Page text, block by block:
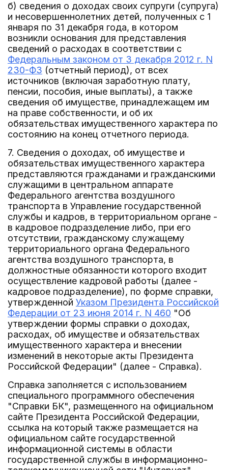
б) сведения о доходах своих супруги (супруга)
и несовершеннолетних детей, полученных с 1
января по 31 декабря года, в котором
возникли основания для представления
сведений о расходах в соответствии с
Федеральным законом от 3 декабря 2012 г. N
230-ФЗ (отчетный период), от всех
источников (включая заработную плату,
пенсии, пособия, иные выплаты), а также
сведения об имуществе, принадлежащем им
на праве собственности, и об их
обязательствах имущественного характера по
состоянию на конец отчетного периода.
7. Сведения о доходах, об имуществе и
обязательствах имущественного характера
представляются гражданами и гражданскими
служащими в центральном аппарате
Федерального агентства воздушного
транспорта в Управление государственной
службы и кадров, в территориальном органе -
в кадровое подразделение либо, при его
отсутствии, гражданскому служащему
территориального органа Федерального
агентства воздушного транспорта, в
должностные обязанности которого входит
осуществление кадровой работы (далее -
кадровое подразделение), по форме справки,
утвержденной Указом Президента Российской
Федерации от 23 июня 2014 г. N 460 "Об
утверждении формы справки о доходах,
расходах, об имуществе и обязательствах
имущественного характера и внесении
изменений в некоторые акты Президента
Российской Федерации" (далее - Справка).
Справка заполняется с использованием
специального программного обеспечения
"Справки БК", размещенного на официальном
сайте Президента Российской Федерации,
ссылка на который также размещается на
официальном сайте государственной
информационной системы в области
государственной службы в информационно-